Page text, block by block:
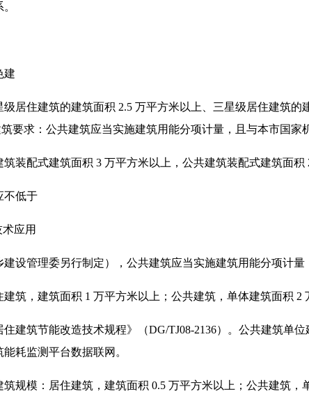
建
居住建筑的建筑面积 2.5 万平方米以上、三星级居住建筑
要求：公共建筑应当实施建筑用能分项计量，且与本市国家
装配式建筑面积 3 万平方米以上，公共建筑装配式建筑面积
不低于
应用
设管理委另行制定），公共建筑应当实施建筑用能分项计
筑，建筑面积 1 万平方米以上；公共建筑，单体建筑面积 2
建筑节能改造技术规程》（DG/TJ08-2136）。公共建筑单
耗监测平台数据联网。
规模：居住建筑，建筑面积 0.5 万平方米以上；公共建筑